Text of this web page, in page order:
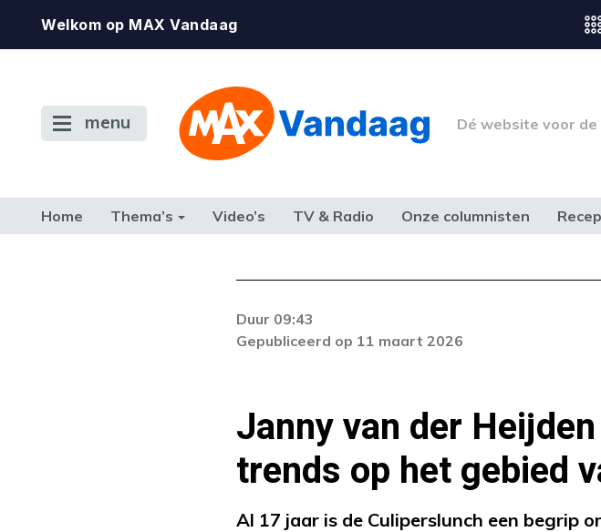
Welkom op MAX Vandaag
menu Dé website voor
Home Thema’s Video’s TV & Radio Onze columnisten
Er is een licentie-fout opgetreden. Als het
zich blijft voordoen, neem dan contact op met
Duur 09:43
Gepubliceerd op 11 maart 2026
Janny van der
trends op het gebied
Al 17 jaar is de Culiperslunch een begrip